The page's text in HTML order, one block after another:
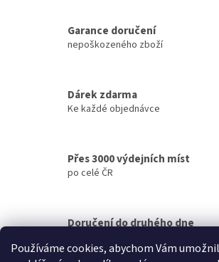
Používáme cookies, abychom Vám
í
y
p
i
n
í
Garance doručení
nepoškozeného zboží
Dárek zdarma
Ke každé objednávce
Přes 3000 výdejních míst
po celé ČR
Doručení do druhého dne